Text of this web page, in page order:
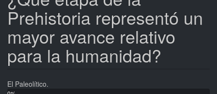
Prehistoria representó un
mayor avance relativo
para la humanidad?
El Paleolítico.